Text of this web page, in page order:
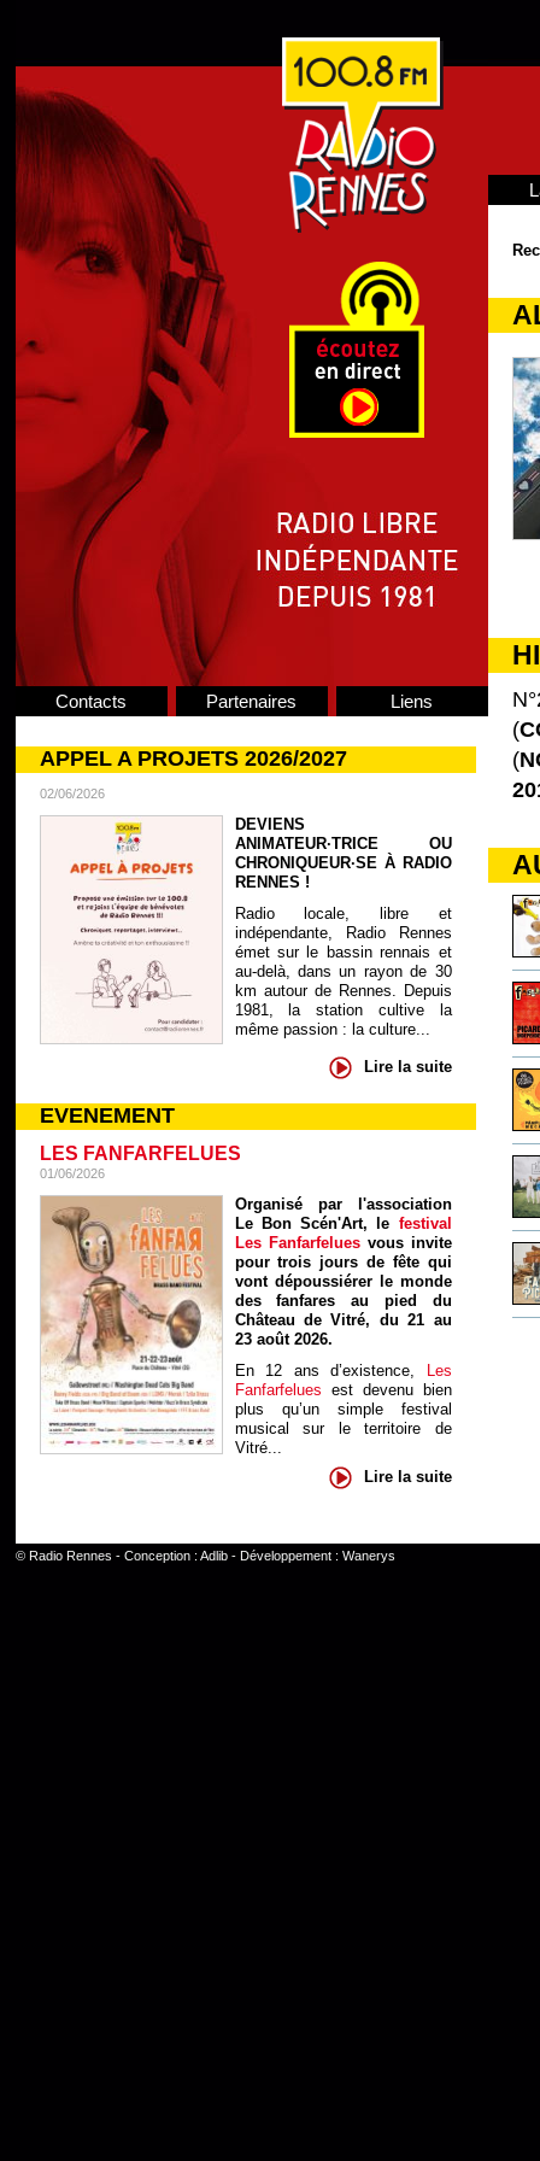
Contacts Partenaires Liens
APPEL A PROJETS 2026/2027
02/06/2026
DEVIENS
ANIMATEUR·TRICE OU
CHRONIQUEUR·SE À RADIO
RENNES !
Radio locale, libre et
indépendante, Radio Rennes
émet sur le bassin rennais et
au-delà, dans un rayon de 30
km autour de Rennes. Depuis
1981, la station cultive la
même passion : la culture...
Lire la suite
EVENEMENT
LES FANFARFELUES
01/06/2026
Organisé par l'association
Le Bon Scén'Art, le festival
Les Fanfarfelues vous invite
pour trois jours de fête qui
vont dépoussiérer le monde
des fanfares au pied du
Château de Vitré, du 21 au
23 août 2026.
En 12 ans d’existence, Les
Fanfarfelues est devenu bien
plus qu’un simple festival
musical sur le territoire de
Vitré...
Lire la suite
(
(
© Radio Rennes - Conception : Adlib- Développement : Wanerys